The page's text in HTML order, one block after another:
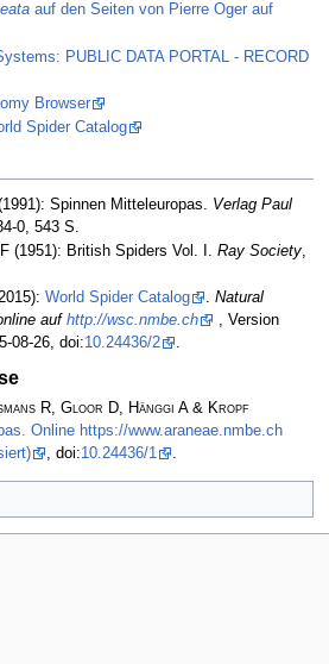
auf den Seiten von Pierre Oger auf
PUBLIC DATA PORTAL - RECORD
Browser
Spider Catalog
Spinnen Mitteleuropas. Verlag Paul
0, 543 S.
(1951): British Spiders Vol. I. Ray Society,
World Spider Catalog . Natural
auf http://wsc.nmbe.ch
, Version
08-26, doi:10.24436/2 .
R, Gloor D, Hänggi A & Kropf
Online https://www.araneae.nmbe.ch
, doi:10.24436/1 .